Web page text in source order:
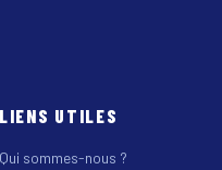
LIENS UTILES
Qui sommes-nous ?